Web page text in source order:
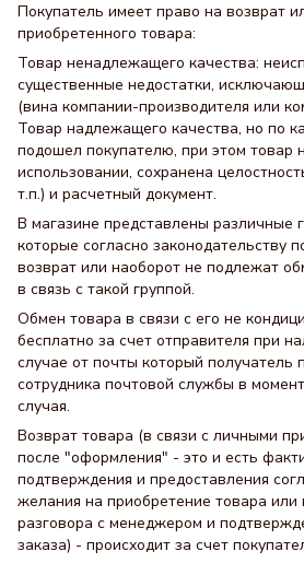
Покупатель имеет право на возврат
приобретенного товара:
Товар ненадлежащего качества:
существенные недостатки,
(вина компании-производителя или
Товар надлежащего качества, но по
подошел покупателю, при этом товар
использовании, сохранена
т.п.) и расчетный документ.
В магазине представлены различные
которые согласно законодательству
возврат или наоборот не подлежат
в связь с такой группой.
Обмен товара в связи с его не
бесплатно за счет отправителя при
случае от почты который получатель
сотрудника почтовой службы в
случая.
Возврат товара (в связи с личными
после "оформления" - это и есть
подтверждения и предоставления
желания на приобретение товара
разговора с менеджером и
заказа) - происходит за счет